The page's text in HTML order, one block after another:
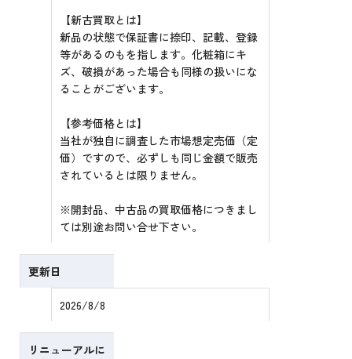
【新古買取とは】
新品の状態で保証書に捺印、記載、登録
等があるのもを指します。化粧箱にキ
ズ、破損があった場合も同様の扱いにな
ることがございます。
【参考価格とは】
当社が独自に調査した市場想定売価（定
価）ですので、必ずしも同じ金額で販売
されているとは限りません。
※開封品、中古品の買取価格につきまし
ては別途お問い合せ下さい。
更新日
2026/8/8
リニューアルに